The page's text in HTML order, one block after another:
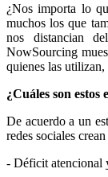
¿Nos importa lo
muchos los que
nos distancian
NowSourcing
quienes las
¿Cuáles son estos
De acuerdo a un
redes sociales
- Déficit atencional